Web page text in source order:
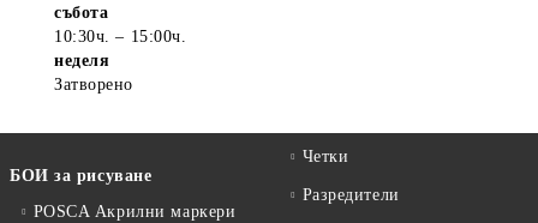
събота
10:30ч. – 15:00ч.
неделя
Затворено
БОИ за рисуване
POSCA Акрилни маркери
Четки
Разредители